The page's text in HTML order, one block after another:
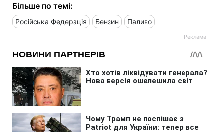
Більше по темі:
Російська Федерація Бензин Паливо